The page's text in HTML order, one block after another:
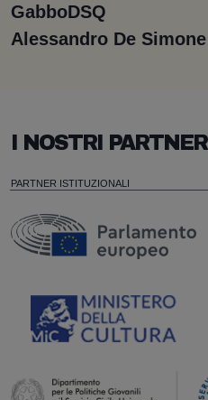
GabboDSQ
Alessandro De Simone
I NOSTRI PARTNER
PARTNER ISTITUZIONALI